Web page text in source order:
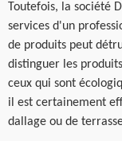
Toutefois, la société
services d'un
de produits peut
distinguer les
ceux qui sont
il est certainement
dallage ou de